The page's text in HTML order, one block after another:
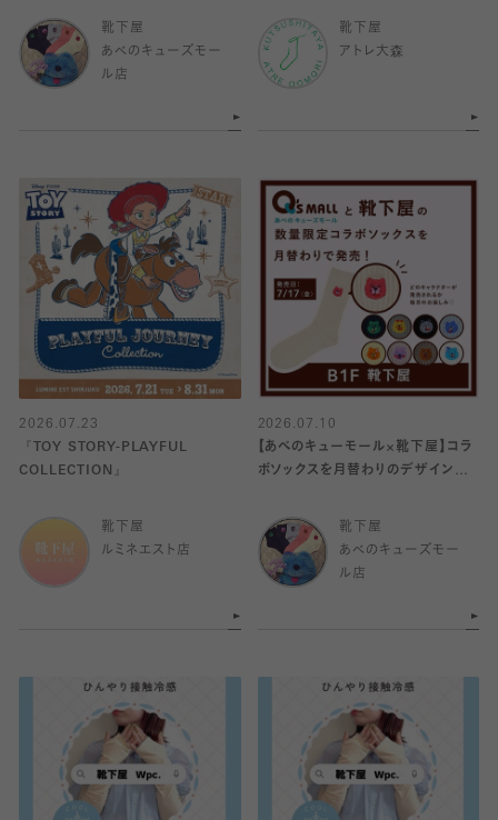
靴下屋
あべのキューズモー
ル店
靴下屋
アトレ大森
2026.07.23
『TOY STORY-PLAYFUL
COLLECTION』
靴下屋
ルミネエスト店
2026.07.10
【あべのキューモール×靴下屋】コラ
ボソックスを月替わりのデザインで
靴下屋
あべのキューズモー
ル店